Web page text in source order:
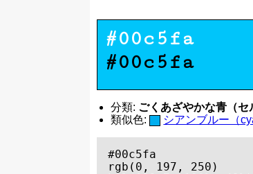
#00c5fa
#00c5fa
分類: ごくあざやかな青（
類似色:
シアンブルー（
#00c5fa
rgb(0, 197, 250)